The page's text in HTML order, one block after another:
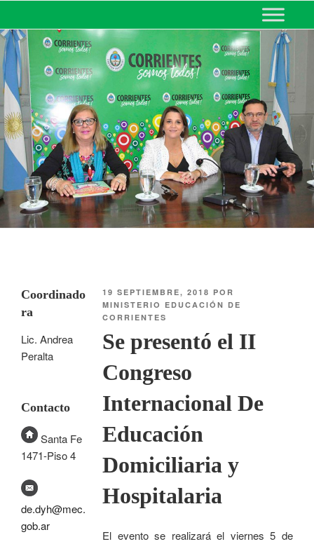
MINISTERIO DE EDUCACIÓN
DE CORRIENTES
19 SEPTIEMBRE, 2018 POR
MINISTERIO EDUCACIÓN DE
CORRIENTES
Se presentó el II
Congreso
Internacional De
Educación
Domiciliaria y
Hospitalaria
El evento se realizará el viernes 5 de
Coordinado
ra
Lic. Andrea
Peralta
Contacto
Santa Fe
1471-Piso 4
de.dyh@mec.
gob.ar